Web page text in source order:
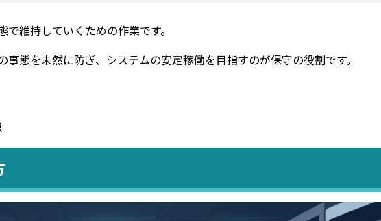
維持していくための作業です。
態を未然に防ぎ、システムの安定稼働を目指すのが保守の役割です。